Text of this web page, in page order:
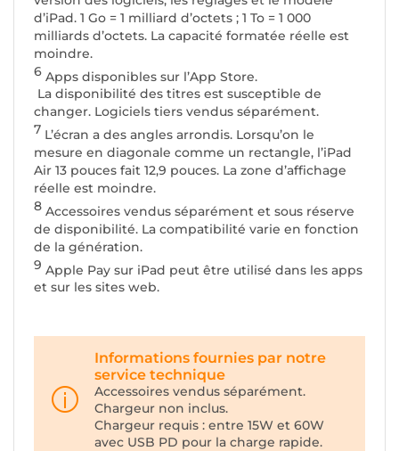
d’iPad. 1 Go = 1 milliard d’octets ; 1 To = 1 000
milliards d’octets. La capacité formatée réelle est
moindre.
6 Apps disponibles sur l’App Store.
La disponibilité des titres est susceptible de
changer. Logiciels tiers vendus séparément.
7 L’écran a des angles arrondis. Lorsqu’on le
mesure en diagonale comme un rectangle, l’iPad
Air 13 pouces fait 12,9 pouces. La zone d’affichage
réelle est moindre.
8 Accessoires vendus séparément et sous réserve
de disponibilité. La compatibilité varie en fonction
de la génération.
9 Apple Pay sur iPad peut être utilisé dans les apps
et sur les sites web.
Informations fournies par notre
service technique
Accessoires vendus séparément.
Chargeur non inclus.
Chargeur requis : entre 15W et 60W
avec USB PD pour la charge rapide.